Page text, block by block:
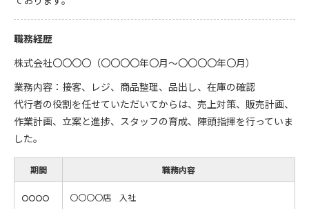
職務経歴
株式会社〇〇〇〇（〇〇〇〇年〇月〜〇〇〇〇年〇月）
業務内容：接客、レジ、商品整理、品出し、在庫の確認
代行者の役割を任せていただいてからは、売上対策、販売計画、
作業計画、立案と進捗、スタッフの育成、陣頭指揮を行っていま
した。
期間 職務内容
〇〇〇〇
〇〇〇〇店 入社